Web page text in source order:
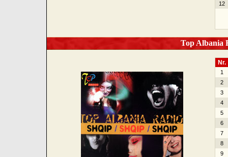
12
Top Albania
Nr.
1
2
3
4
5
6
7
8
9